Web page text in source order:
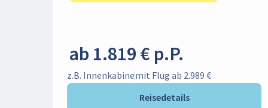
ab 1.819 € p.P.
z.B. Innenkabinemit Flug ab 2.989 €
Reisedetails